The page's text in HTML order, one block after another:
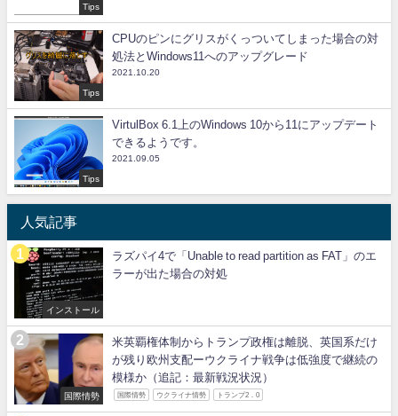
Tips
Tips
CPUのピンにグリスがくっついてしまった場合の対
処法とWindows11へのアップグレード
2021.10.20
Tips
VirtulBox 6.1上のWindows 10から11にアップデート
できるようです。
2021.09.05
人気記事
インストール
ラズパイ4で「Unable to read partition as FAT」のエ
ラーが出た場合の対処
国際情勢
米英覇権体制からトランプ政権は離脱、英国系だけ
が残り欧州支配ーウクライナ戦争は低強度で継続の
模様か（追記：最新戦況状況）
国際情勢 ウクライナ情勢 トランプ2．0